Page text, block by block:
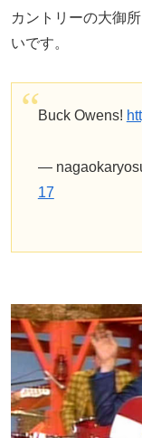
カントリーの大御
いです。
Buck Owens!
—
17